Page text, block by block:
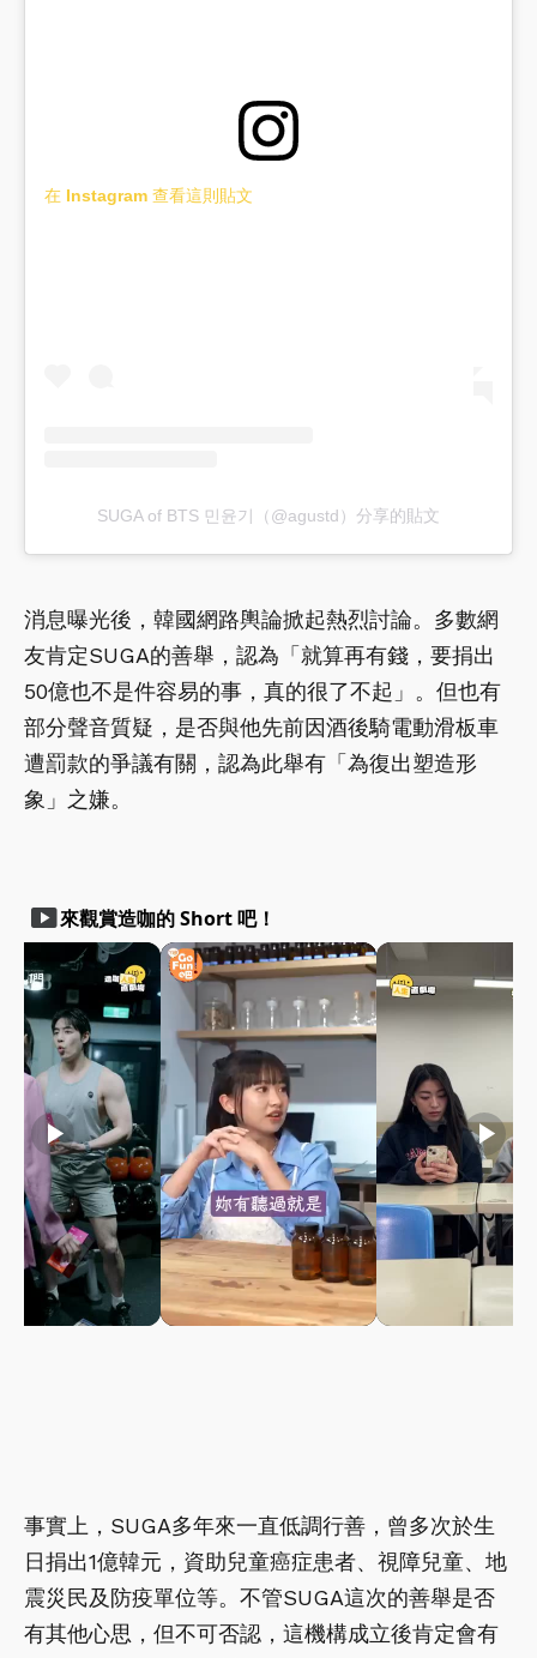
在 Instagram 查看這則貼文
SUGA of BTS 민윤기（@agustd）分享的貼文
消息曝光後，韓國網路輿論掀起熱烈討論。多數網
友肯定SUGA的善舉，認為「就算再有錢，要捐出
50億也不是件容易的事，真的很了不起」。但也有
部分聲音質疑，是否與他先前因酒後騎電動滑板車
遭罰款的爭議有關，認為此舉有「為復出塑造形
象」之嫌。
smart_display來觀賞造咖的 Short 吧！
play_arrow play_arrow play_arrow
事實上，SUGA多年來一直低調行善，曾多次於生
日捐出1億韓元，資助兒童癌症患者、視障兒童、地
震災民及防疫單位等。不管SUGA這次的善舉是否
有其他心思，但不可否認，這機構成立後肯定會有